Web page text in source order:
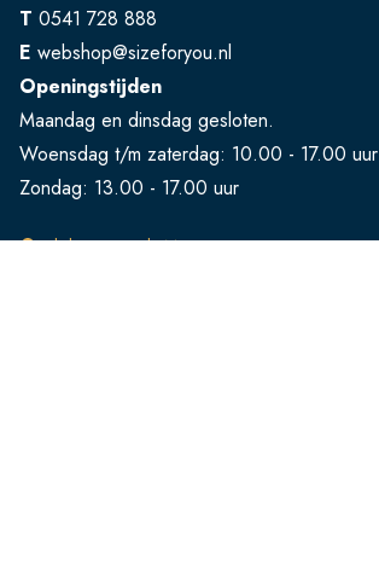
T 0541 728 888
E webshop@sizeforyou.nl
Openingstijden
Maandag en dinsdag gesloten.
Woensdag t/m zaterdag: 10.00 - 17.00 uur
Zondag: 13.00 - 17.00 uur
Bekijk op Google Maps